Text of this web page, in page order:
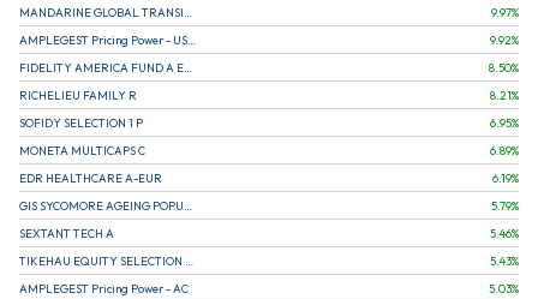
9.97%
9.92%
8.50%
RICHELIEU FAMILY R
8.21%
SOFIDY SELECTION 1 P
6.95%
MONETA MULTICAPS C
6.89%
EDR HEALTHCARE A-EUR
6.19%
5.79%
SEXTANT TECH A
5.46%
5.43%
AMPLEGEST Pricing Power - AC
5.03%